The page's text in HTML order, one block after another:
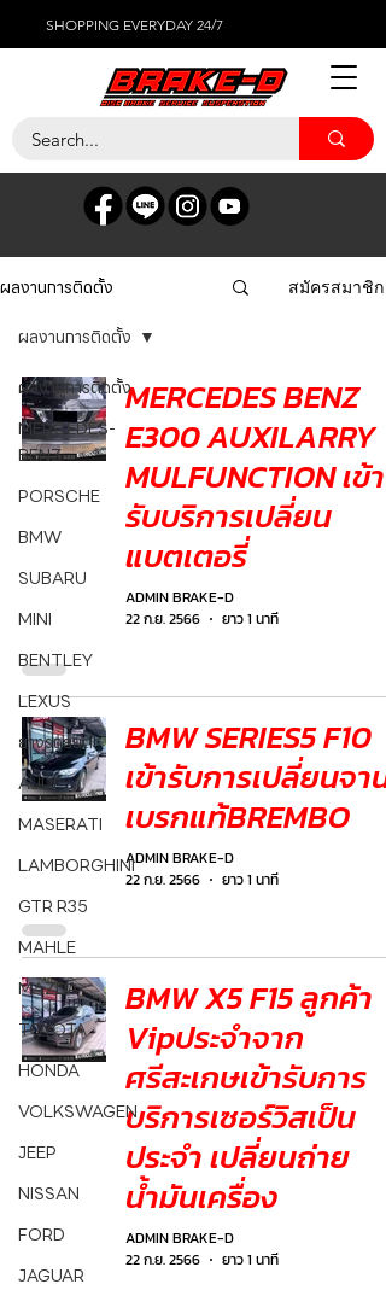
SHOPPING EVERYDAY 24/7
ผลงานการติดตั้ง สมัครสมาชิก
ผลงานการติดตั้ง
MERCEDES-
BENZ
PORSCHE
BMW
SUBARU
MINI
BENTLEY
LEXUS
ยางรถยนต์
AUDI
MASERATI
LAMBORGHINI
GTR R35
MAHLE
MAZDA
TOYOTA
HONDA
VOLKSWAGEN
JEEP
NISSAN
FORD
JAGUAR
ผลงานการติดตั้ง
MERCEDES BENZ
E300 AUXILARRY
MULFUNCTION เข้า
รับบริการเปลี่ยน
แบตเตอรี่
ADMIN BRAKE-D
22 ก.ย. 2566
ยาว 1 นาที
BMW SERIES5 F10
เข้ารับการเปลี่ยนจาน
เบรกแท้BREMBO
ADMIN BRAKE-D
22 ก.ย. 2566
ยาว 1 นาที
BMW X5 F15 ลูกค้า
Vipประจำจาก
ศรีสะเกษเข้ารับการ
บริการเซอร์วิสเป็น
ประจำ เปลี่ยนถ่าย
น้ำมันเครื่อง
ADMIN BRAKE-D
22 ก.ย. 2566
ยาว 1 นาที